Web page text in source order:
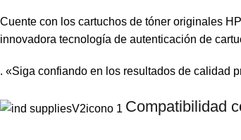
Cuente con los cartuchos de tóner originales
innovadora tecnología de autenticación de
. «Siga confiando en los resultados de calidad
Compatibilidad